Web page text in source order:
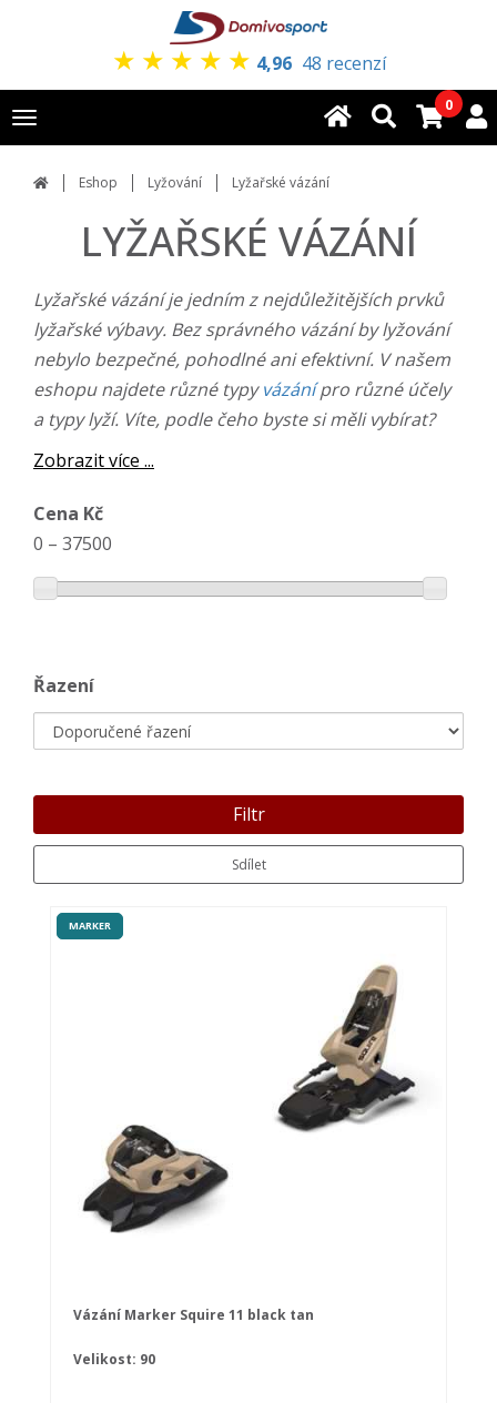
★ ★ ★ ★ ★ 4,96 48 recenzí
Toggle
navigation
0
Eshop Lyžování Lyžařské vázání
LYŽAŘSKÉ VÁZÁNÍ
Lyžařské vázání je jedním z nejdůležitějších prvků
lyžařské výbavy. Bez správného vázání by lyžování
nebylo bezpečné, pohodlné ani efektivní. V našem
eshopu najdete různé typyvázánípro různé účely
a typy lyží. Víte, podle čeho byste si měli vybírat?
Zobrazit více ...
Cena Kč
0 – 37500
Řazení
Filtr
Sdílet
MARKER
Vázání Marker Squire 11 black tan
Velikost: 90